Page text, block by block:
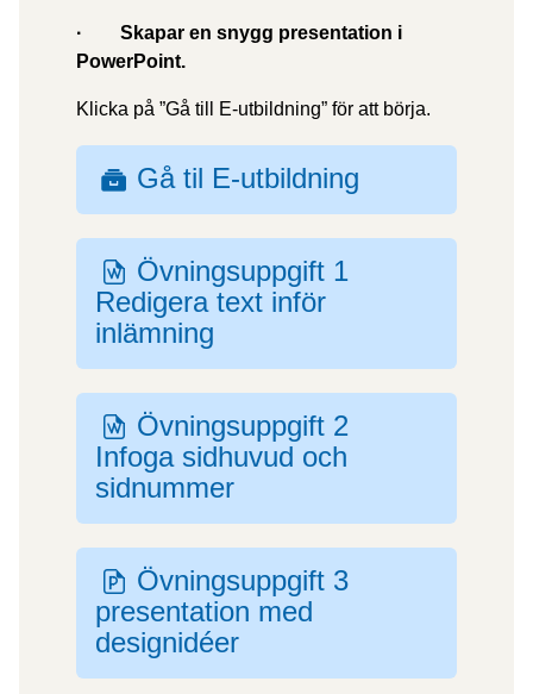
· Skapar en snygg presentation i
PowerPoint.
Klicka på ”Gå till E-utbildning” för att börja.
SCORM-
Gå til E-utbildning
Fil
Övningsuppgift 1
Redigera text inför
inlämning
Fil
Övningsuppgift 2
Infoga sidhuvud och
sidnummer
Fil
Övningsuppgift 3
presentation med
designidéer